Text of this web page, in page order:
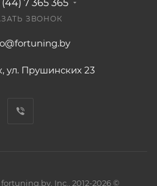
(44) 7 365 365
ЗВОНОК
ул. Прушинских 23
Inc., 2012-2026 ©